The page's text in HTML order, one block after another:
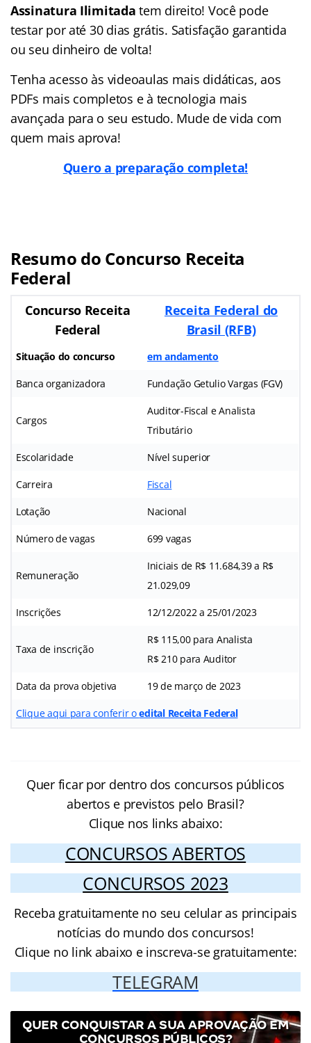
Assinatura Ilimitada tem direito! Você pode
testar por até 30 dias grátis. Satisfação garantida
ou seu dinheiro de volta!
Tenha acesso às videoaulas mais didáticas, aos
PDFs mais completos e à tecnologia mais
avançada para o seu estudo. Mude de vida com
quem mais aprova!
Quero a preparação completa!
Resumo do Concurso Receita
Federal
Concurso Receita
Federal
Receita Federal do
Brasil (RFB)
Situação do concurso em andamento
Banca organizadora Fundação Getulio Vargas (FGV)
Cargos
Auditor-Fiscal e Analista
Tributário
Escolaridade Nível superior
Carreira Fiscal
Lotação Nacional
Número de vagas 699 vagas
Remuneração
Iniciais de R$ 11.684,39 a R$
21.029,09
Inscrições 12/12/2022 a 25/01/2023
Taxa de inscrição
R$ 115,00 para Analista
R$ 210 para Auditor
Data da prova objetiva 19 de março de 2023
Clique aqui para conferir oedital Receita Federal
Quer ficar por dentro dos concursos públicos
abertos e previstos pelo Brasil?
Clique nos links abaixo:
CONCURSOS ABERTOS
CONCURSOS 2023
Receba gratuitamente no seu celular as principais
notícias do mundo dos concursos!
Clique no link abaixo e inscreva-se gratuitamente:
TELEGRAM
QUER CONQUISTAR A SUA APROVAÇÃO EM
CONCURSOS PÚBLICOS?